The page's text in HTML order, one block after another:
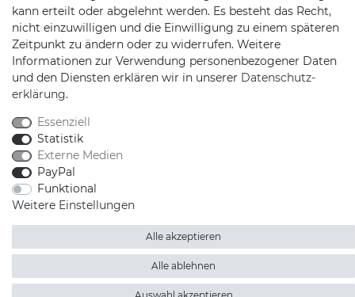
Schnellversand auf Facebook
Schnellversand auf Twitter
Schnellversand auf YouTube
Schnellversand auf
Schnellversand
2026 Schnellversand
*Alle Preise inkl. MwSt., zzgl. Versandkosten
kann erteilt oder abgelehnt werden. Es besteht das Recht,
nicht einzuwilligen und die Einwilligung zu einem späteren
Zeitpunkt zu ändern oder zu widerrufen. Weitere
Informationen zur Verwendung personenbezogener Daten
und den Diensten erklären wir in unserer Daten­schutz­
erklärung.
Essenziell
Statistik
Externe Medien
PayPal
Funktional
Weitere Einstellungen
Alle akzeptieren
Alle ablehnen